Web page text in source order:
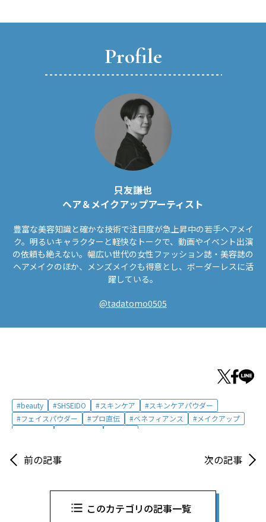
Profile
只友謙也
ヘア＆メイクアップアーティスト
豊富な美容知識と確かな技術で注目度が急上昇中の若手ヘアメイ
ク。明るいキャラクターと軽快なトークで、動画やイベント出演
の依頼も絶えない。幅広い世代の女性ファッション誌・美容誌の
ヘアメイクのほか、メンズメイクも得意とし、ボーダーレスに活
躍している。
@tadatomo0505
beauty SHSEIDO スキンケア
スキンケアパウダー
フェイスパウダー
プロ直伝 ベネフィアンス
メイクアップ
資生堂
前の記事 次の記事
このカテゴリの記事一覧